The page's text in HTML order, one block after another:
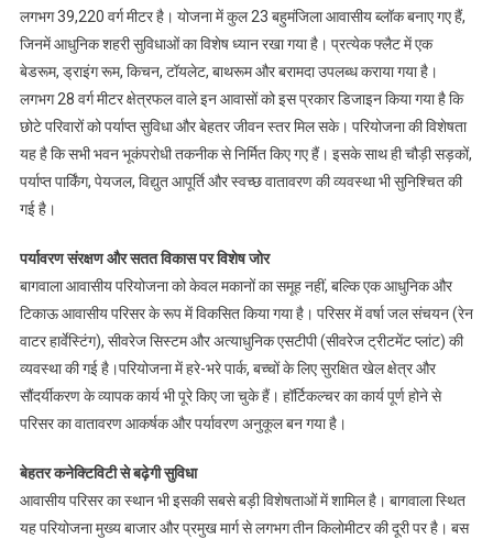
लगभग 39,220 वर्ग मीटर है। योजना में कुल 23 बहुमंजिला आवासीय ब्लॉक बनाए गए हैं,
जिनमें आधुनिक शहरी सुविधाओं का विशेष ध्यान रखा गया है। प्रत्येक फ्लैट में एक
बेडरूम, ड्राइंग रूम, किचन, टॉयलेट, बाथरूम और बरामदा उपलब्ध कराया गया है।
लगभग 28 वर्ग मीटर क्षेत्रफल वाले इन आवासों को इस प्रकार डिजाइन किया गया है कि
छोटे परिवारों को पर्याप्त सुविधा और बेहतर जीवन स्तर मिल सके। परियोजना की विशेषता
यह है कि सभी भवन भूकंपरोधी तकनीक से निर्मित किए गए हैं। इसके साथ ही चौड़ी सड़कों,
पर्याप्त पार्किंग, पेयजल, विद्युत आपूर्ति और स्वच्छ वातावरण की व्यवस्था भी सुनिश्चित की
गई है।
पर्यावरण संरक्षण और सतत विकास पर विशेष जोर
बागवाला आवासीय परियोजना को केवल मकानों का समूह नहीं, बल्कि एक आधुनिक और
टिकाऊ आवासीय परिसर के रूप में विकसित किया गया है। परिसर में वर्षा जल संचयन (रेन
वाटर हार्वेस्टिंग), सीवरेज सिस्टम और अत्याधुनिक एसटीपी (सीवरेज ट्रीटमेंट प्लांट) की
व्यवस्था की गई है।परियोजना में हरे-भरे पार्क, बच्चों के लिए सुरक्षित खेल क्षेत्र और
सौंदर्यीकरण के व्यापक कार्य भी पूरे किए जा चुके हैं। हॉर्टिकल्चर का कार्य पूर्ण होने से
परिसर का वातावरण आकर्षक और पर्यावरण अनुकूल बन गया है।
बेहतर कनेक्टिविटी से बढ़ेगी सुविधा
आवासीय परिसर का स्थान भी इसकी सबसे बड़ी विशेषताओं में शामिल है। बागवाला स्थित
यह परियोजना मुख्य बाजार और प्रमुख मार्ग से लगभग तीन किलोमीटर की दूरी पर है। बस